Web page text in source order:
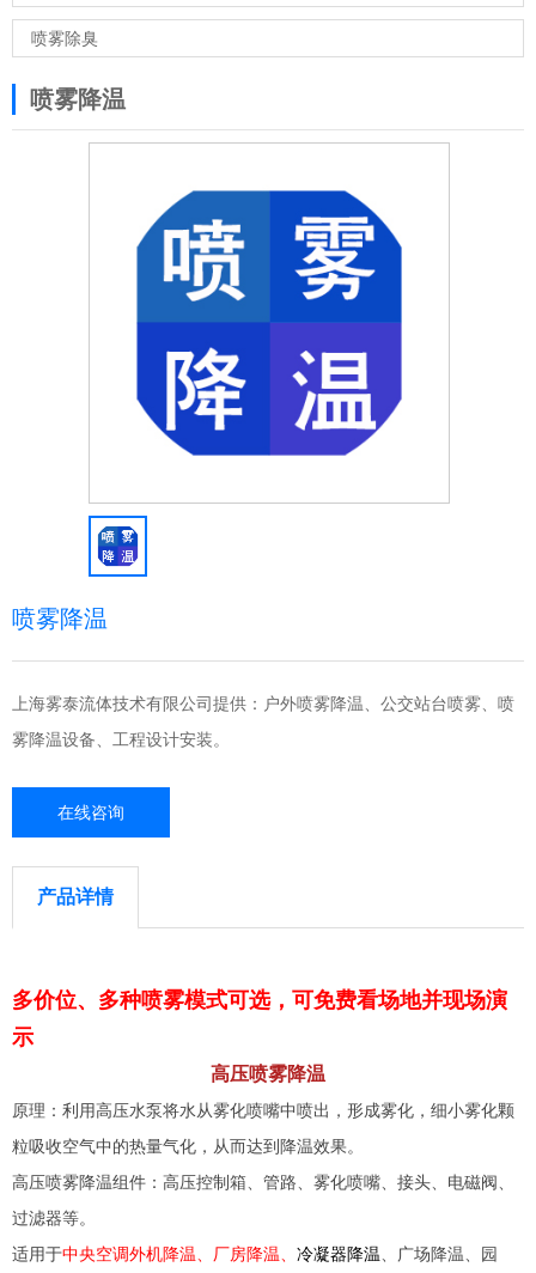
喷雾除臭
喷雾降温
喷雾降温
上海雾泰流体技术有限公司提供：户外喷雾降温、公交站台喷雾、喷
雾降温设备、工程设计安装。
在线咨询
产品详情
多价位、多种喷雾模式可选，可免费看场地并现场演
示
高压喷雾降温
原理：利用高压水泵将水从雾化喷嘴中喷出，形成雾化，细小雾化颗
粒吸收空气中的热量气化，从而达到降温效果。
高压喷雾降温组件：高压控制箱、管路、雾化喷嘴、接头、电磁阀、
过滤器等。
适用于中央空调外机降温、厂房降温、 冷凝器降温 、广场降温、园